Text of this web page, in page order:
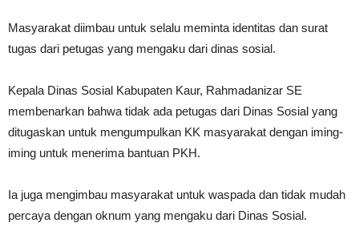
Masyarakat diimbau untuk selalu meminta identitas dan surat
tugas dari petugas yang mengaku dari dinas sosial.
Kepala Dinas Sosial Kabupaten Kaur, Rahmadanizar SE
membenarkan bahwa tidak ada petugas dari Dinas Sosial yang
ditugaskan untuk mengumpulkan KK masyarakat dengan iming-
iming untuk menerima bantuan PKH.
Ia juga mengimbau masyarakat untuk waspada dan tidak mudah
percaya dengan oknum yang mengaku dari Dinas Sosial.